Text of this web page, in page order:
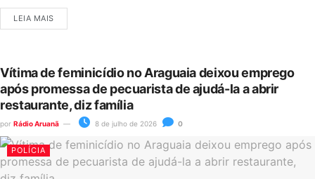
LEIA MAIS
Vítima de feminicídio no Araguaia deixou emprego
após promessa de pecuarista de ajudá-la a abrir
restaurante, diz família
por Rádio Aruanã 8 de julho de 2026 0
POLÍCIA